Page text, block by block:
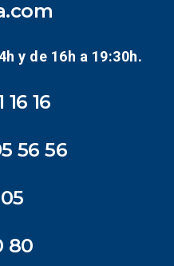
y de 16h a 19:30h.
16 16
56 56
80